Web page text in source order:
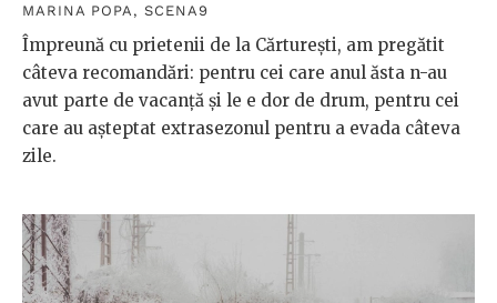
MARINA POPA , SCENA9
Împreună cu prietenii de la Cărturești, am pregătit
câteva recomandări: pentru cei care anul ăsta n-au
avut parte de vacanță și le e dor de drum, pentru cei
care au așteptat extrasezonul pentru a evada câteva
zile.